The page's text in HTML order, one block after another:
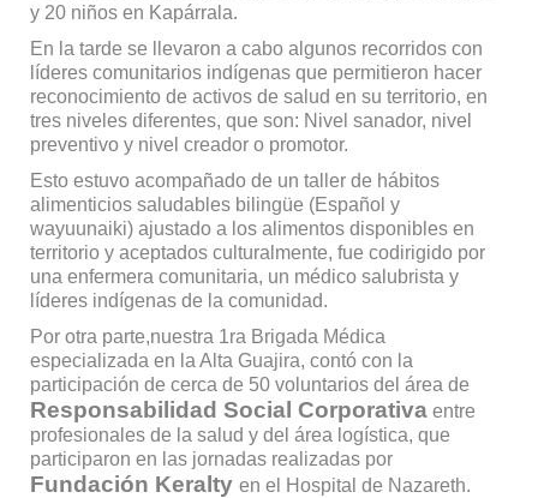
y 20 niños en Kapárrala.
En la tarde se llevaron a cabo algunos recorridos con
líderes comunitarios indígenas que permitieron hacer
reconocimiento de activos de salud en su territorio, en
tres niveles diferentes, que son: Nivel sanador, nivel
preventivo y nivel creador o promotor.
Esto estuvo acompañado de un taller de hábitos
alimenticios saludables bilingüe (Español y
wayuunaiki) ajustado a los alimentos disponibles en
territorio y aceptados culturalmente, fue codirigido por
una enfermera comunitaria, un médico salubrista y
líderes indígenas de la comunidad.
Por otra parte,nuestra 1ra Brigada Médica
especializada en la Alta Guajira, contó con la
participación de cerca de 50 voluntarios del área de
Responsabilidad Social Corporativaentre
profesionales de la salud y del área logística, que
participaron en las jornadas realizadas por
Fundación Keralty en el Hospital de Nazareth.